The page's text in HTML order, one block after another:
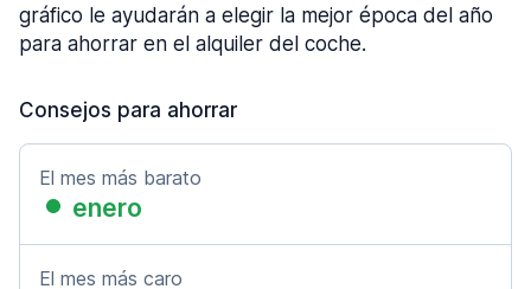
gráfico le ayudarán a elegir la mejor época del año
para ahorrar en el alquiler del coche.
Consejos para ahorrar
El mes más barato
enero
El mes más caro